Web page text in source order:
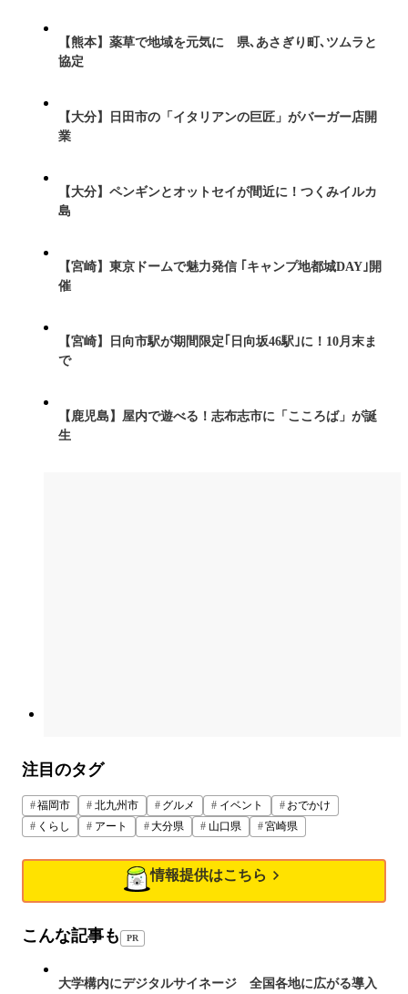
【熊本】薬草で地域を元気に 県､あさぎり町､ツムラと
協定
【大分】日田市の「イタリアンの巨匠」がバーガー店開
業
【大分】ペンギンとオットセイが間近に！つくみイルカ
島
【宮崎】東京ドームで魅力発信 ｢キャンプ地都城DAY｣開
催
【宮崎】日向市駅が期間限定｢日向坂46駅｣に！10月末ま
で
【鹿児島】屋内で遊べる！志布志市に「こころば」が誕
生
注目のタグ
福岡市 北九州市 グルメ イベント
おでかけ
くらし
アート 大分県 山口県 宮崎県
情報提供はこちら
こんな記事も PR
大学構内にデジタルサイネージ 全国各地に広がる導入